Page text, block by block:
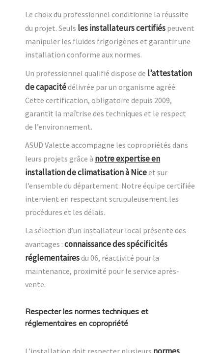
Le choix du professionnel conditionne la réussite
du projet. Seuls les installateurs certifiés peuvent
manipuler les fluides frigorigènes et garantir une
installation conforme aux normes.
Un professionnel qualifié dispose de l’attestation
de capacitédélivrée par un organisme agréé.
Cette certification, obligatoire depuis 2009,
garantit la maîtrise des techniques et le respect
de l’environnement.
ASUD Valette accompagne les copropriétés dans
leurs projets grâce à notre expertise en
installation de climatisation à Niceet sur
l’ensemble du département. Notre équipe certifiée
intervient en respectant scrupuleusement les
procédures et les délais.
La sélection d’un installateur local présente des
avantages : connaissance des spécificités
réglementairesdu 06, réactivité pour la
maintenance, proximité pour le service après-
vente.
Respecter les normes techniques et
réglementaires en copropriété